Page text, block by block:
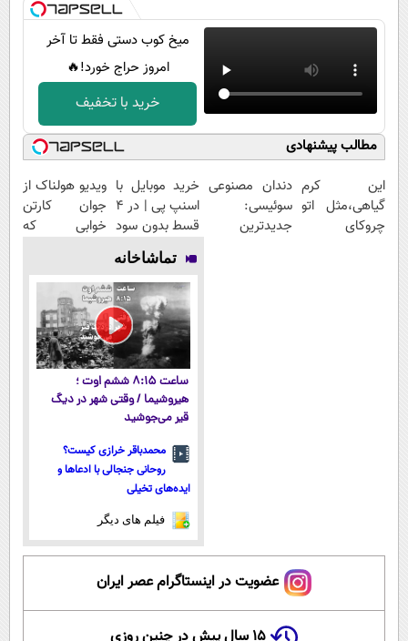
میخ کوب دستی فقط تا آخر
امروز حراج خورد!🔥
خرید با تخفیف
مطالب پیشنهادی
این کرم
گیاهی،مثل اتو
چروکای
دندان مصنوعی
سوئیسی:
جدیدترین
خرید موبایل با
اسنپ پی | در ۴
قسط بدون سود
و کارمزد!
ویدیو هولناک از
جوان کارتن
خوابی که
تماشاخانه
ساعت ۸:۱۵ ششم اوت ؛
هیروشیما / وقتی شهر در دیگ
قیر می‌جوشید
محمدباقر خرازی کیست؟
روحانی جنجالی با ادعاها و
ایده‌های تخیلی
فیلم های دیگر
عضویت در اینستاگرام عصر ایران